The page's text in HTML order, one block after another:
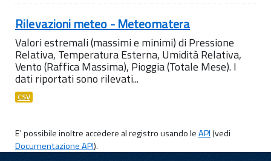
Rilevazioni meteo - Meteomatera
Valori estremali (massimi e minimi) di Pressione
Relativa, Temperatura Esterna, Umidità Relativa,
Vento (Raffica Massima), Pioggia (Totale Mese). I
dati riportati sono rilevati...
CSV
E' possibile inoltre accedere al registro usando leAPI(vedi
Documentazione API).